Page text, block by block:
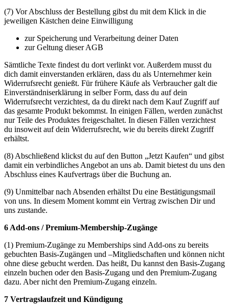
(7) Vor Abschluss der Bestellung gibst du mit dem Klick in die
jeweiligen Kästchen deine Einwilligung
zur Speicherung und Verarbeitung deiner Daten
zur Geltung dieser AGB
Sämtliche Texte findest du dort verlinkt vor. Außerdem musst du
dich damit einverstanden erklären, dass du als Unternehmer kein
Widerrufsrecht genießt. Für frühere Käufe als Verbraucher galt die
Einverständniserklärung in selber Form, dass du auf dein
Widerrufsrecht verzichtest, da du direkt nach dem Kauf Zugriff auf
das gesamte Produkt bekommst. In einigen Fällen, werden zunächst
nur Teile des Produktes freigeschaltet. In diesen Fällen verzichtest
du insoweit auf dein Widerrufsrecht, wie du bereits direkt Zugriff
erhältst.
(8) Abschließend klickst du auf den Button „Jetzt Kaufen“ und gibst
damit ein verbindliches Angebot an uns ab. Damit bietest du uns den
Abschluss eines Kaufvertrags über die Buchung an.
(9) Unmittelbar nach Absenden erhältst Du eine Bestätigungsmail
von uns. In diesem Moment kommt ein Vertrag zwischen Dir und
uns zustande.
6 Add-ons / Premium-Membership-Zugänge
(1) Premium-Zugänge zu Memberships sind Add-ons zu bereits
gebuchten Basis-Zugängen und –Mitgliedschaften und können nicht
ohne diese gebucht werden. Das heißt, Du kannst den Basis-Zugang
einzeln buchen oder den Basis-Zugang und den Premium-Zugang
dazu. Aber nicht den Premium-Zugang einzeln.
7 Vertragslaufzeit und Kündigung